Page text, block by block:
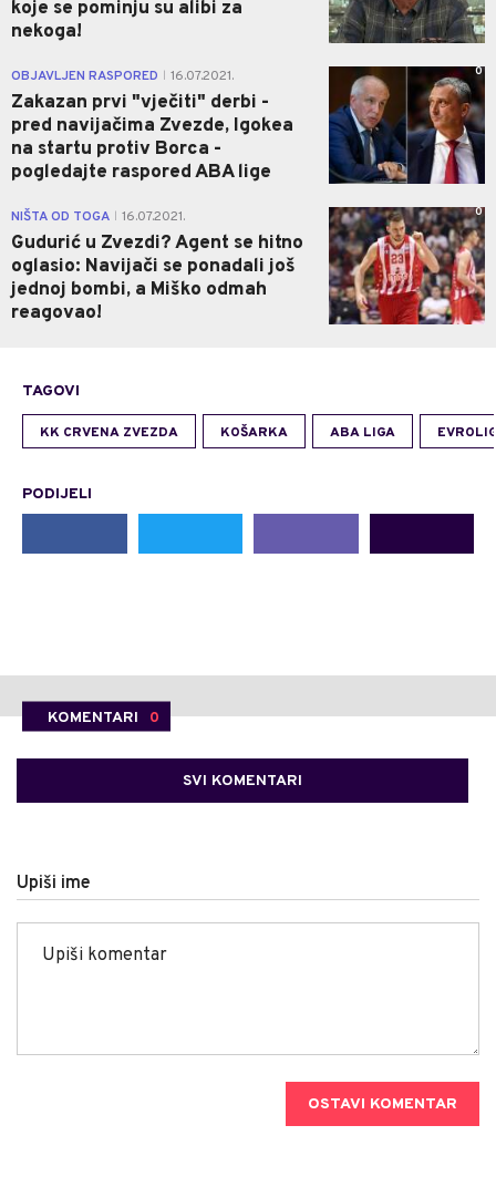
koje se pominju su alibi za
nekoga!
OBJAVLJEN RASPORED 16.07.2021.
Zakazan prvi "vječiti" derbi -
pred navijačima Zvezde, Igokea
na startu protiv Borca -
pogledajte raspored ABA lige
0
NIŠTA OD TOGA 16.07.2021.
Gudurić u Zvezdi? Agent se hitno
oglasio: Navijači se ponadali još
jednoj bombi, a Miško odmah
reagovao!
0
TAGOVI
KK CRVENA ZVEZDA KOŠARKA ABA LIGA
PODIJELI
KOMENTARI 0
SVI KOMENTARI
Upiši ime
OSTAVI KOMENTAR